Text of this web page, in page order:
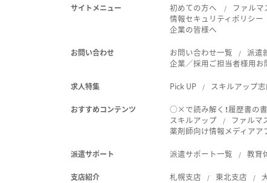
サイトメニュー 初めての方へ ファルマ
情報セキュリティポリシー
企業の皆様へ
お問い合わせ お問い合わせ一覧 派遣
企業／採用ご担当者様用お
求人特集 Pick UP スキルアップ
おすすめコンテンツ ○×で読み解く！履歴書の
スキルアップ
ファルマ
薬剤師向け情報メディアア
派遣サポート 派遣サポート一覧 教育
支店紹介 札幌支店 東北支店